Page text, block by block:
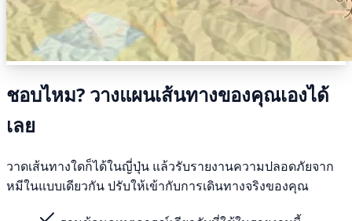
ชอบไหม? วางแผนเส้นทางของคุณเองได้
เลย
วาดเส้นทางใดก็ได้ในญี่ปุ่น แล้วรับรายงานความปลอดภัยจาก
หมีในแบบเดียวกัน ปรับให้เข้ากับการเดินทางจริงของคุณ